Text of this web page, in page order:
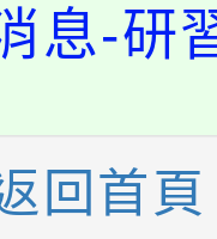
住民語歌
年度第
甄選結果(
年度第
甄選結果(
大學推廣
通分析基
府辦理
息-研
回首頁